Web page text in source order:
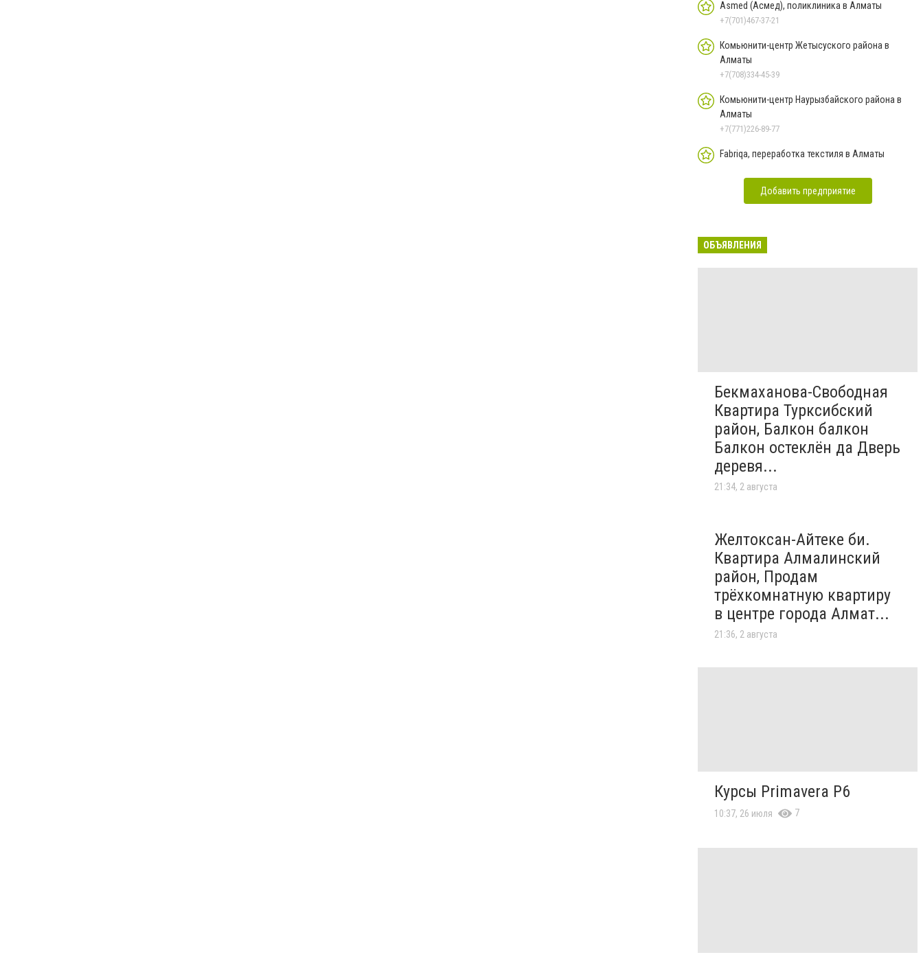
Asmed (Асмед), поликлиника в Алматы
+7(701)467-37-21
Комьюнити-центр Жетысуского района в
Алматы
+7(708)334-45-39
Комьюнити-центр Наурызбайского района в
Алматы
+7(771)226-89-77
Fabriqa, переработка текстиля в Алматы
Добавить предприятие
ОБЪЯВЛЕНИЯ
Бекмаханова-Свободная
Квартира Турксибский
район, Балкон балкон
Балкон остеклён да Дверь
деревя...
21:34, 2 августа
Желтоксан-Айтеке би.
Квартира Алмалинский
район, Продам
трёхкомнатную квартиру
в центре города Алмат...
21:36, 2 августа
Курсы Primavera P6
10:37, 26 июля 7